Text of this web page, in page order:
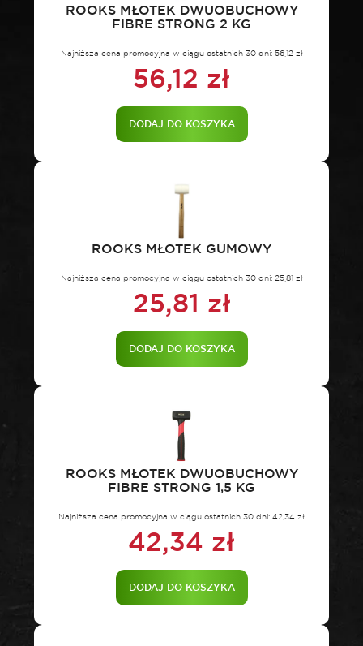
ROOKS MŁOTEK DWUOBUCHOWY
FIBRE STRONG 2 KG
Najniższa cena promocyjna w ciągu ostatnich 30 dni: 56,12 zł
56,12 zł
DODAJ DO KOSZYKA
ROOKS MŁOTEK GUMOWY
Najniższa cena promocyjna w ciągu ostatnich 30 dni: 25,81 zł
25,81 zł
DODAJ DO KOSZYKA
ROOKS MŁOTEK DWUOBUCHOWY
FIBRE STRONG 1,5 KG
Najniższa cena promocyjna w ciągu ostatnich 30 dni: 42,34 zł
42,34 zł
DODAJ DO KOSZYKA